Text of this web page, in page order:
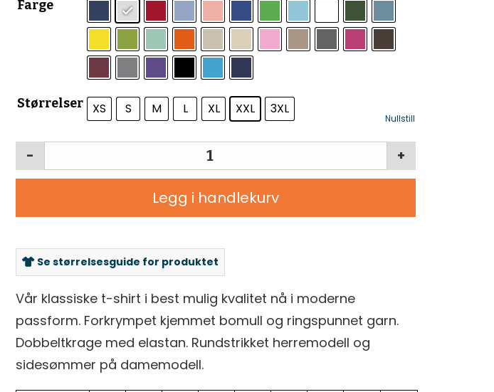
Farge
Størrelser XS S M L XL XXL 3XL
Nullstill
+
-
Legg i handlekurv
Se størrelsesguide for produktet
Vår klassiske t-shirt i best mulig kvalitet nå i moderne
passform. Forkrympet kjemmet bomull og ringspunnet garn.
Dobbeltkrage med elastan. Rundstrikket herremodell og
sidesømmer på damemodell.